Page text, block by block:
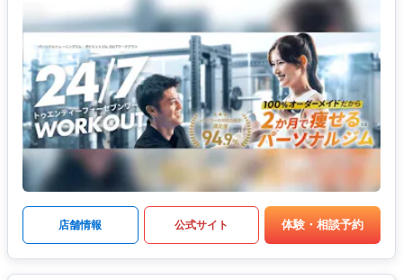
店舗情報 公式サイト 体験・相談予約